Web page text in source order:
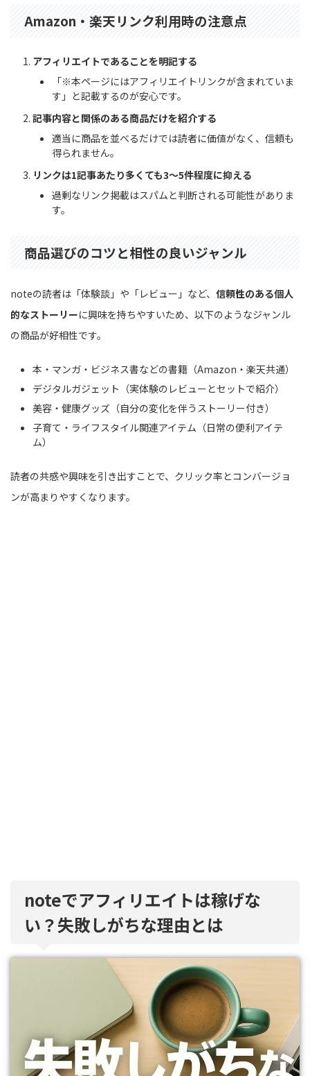
Amazon・楽天リンク利用時の注意点
アフィリエイトであることを明記する
「※本ページにはアフィリエイトリンクが含まれていま
す」と記載するのが安心です。
記事内容と関係のある商品だけを紹介する
適当に商品を並べるだけでは読者に価値がなく、信頼も
得られません。
リンクは1記事あたり多くても3〜5件程度に抑える
過剰なリンク掲載はスパムと判断される可能性がありま
す。
商品選びのコツと相性の良いジャンル
noteの読者は「体験談」や「レビュー」など、 信頼性のある個人
的なストーリーに興味を持ちやすいため、以下のようなジャンル
の商品が好相性です。
本・マンガ・ビジネス書などの書籍（Amazon・楽天共通）
デジタルガジェット（実体験のレビューとセットで紹介）
美容・健康グッズ（自分の変化を伴うストーリー付き）
子育て・ライフスタイル関連アイテム（日常の便利アイテ
ム）
読者の共感や興味を引き出すことで、クリック率とコンバージョ
ンが高まりやすくなります。
noteでアフィリエイトは稼げな
い？失敗しがちな理由とは